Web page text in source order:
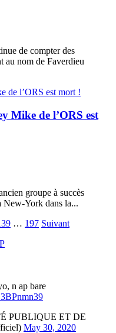
de compter des
au nom de Faverdieu
Mike de l’ORS est
groupe à succès
New-York dans la...
… 197 Suivant
n ap bare
PUBLIQUE ET DE
May 30, 2020